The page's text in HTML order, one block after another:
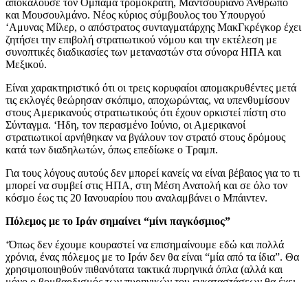
και Μουσουλμάνο. Νέος κύριος σύμβουλος του Υπουργού
‘Αμυνας Μίλερ, ο απόστρατος συνταγματάρχης ΜακΓκρέγκορ έχει
ζητήσει την επιβολή στρατιωτικού νόμου και την εκτέλεση με
συνοπτικές διαδικασίες των μεταναστών στα σύνορα ΗΠΑ και
Μεξικού.
Eίναι χαρακτηριστικό ότι οι τρεις κορυφαίοι απομακρυθέντες μετά
τις εκλογές θεώρησαν σκόπιμο, αποχωρώντας, να υπενθυμίσουν
στους Αμερικανούς στρατιωτικούς ότι έχουν ορκιστεί πίστη στο
Σύνταγμα. ‘Ηδη, τον περασμένο Ιούνιο, οι Αμερικανοί
στρατιωτικοί αρνήθηκαν να βγάλουν τον στρατό στους δρόμους
κατά των διαδηλωτών, όπως επεδίωκε ο Τραμπ.
Για τους λόγους αυτούς δεν μπορεί κανείς να είναι βέβαιος για το τι
μπορεί να συμβεί στις ΗΠΑ, στη Μέση Ανατολή και σε όλο τον
κόσμο έως τις 20 Ιανουαρίου που αναλαμβάνει ο Μπάιντεν.
Πόλεμος με το Ιράν σημαίνει “μίνι παγκόσμιος”
‘Όπως δεν έχουμε κουραστεί να επισημαίνουμε εδώ και πολλά
χρόνια, ένας πόλεμος με το Ιράν δεν θα είναι “μία από τα ίδια”. Θα
χρησιμοποιηθούν πιθανότατα τακτικά πυρηνικά όπλα (αλλά και